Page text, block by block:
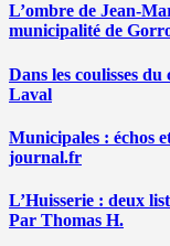
L’ombre de Jean-
municipalité de
Dans les coulisses
Laval
Municipales : échos
journal.fr
L’Huisserie : deux
Par Thomas H.